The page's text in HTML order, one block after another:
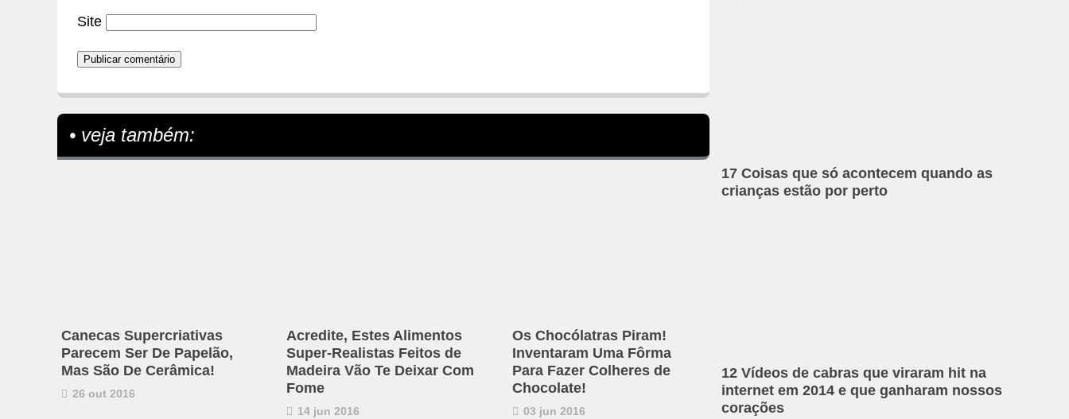
Site
• veja também:
Canecas Supercriativas
Parecem Ser De Papelão,
Mas São De Cerâmica!
26 out 2016
Acredite, Estes Alimentos
Super-Realistas Feitos de
Madeira Vão Te Deixar Com
Fome
14 jun 2016
Os Chocólatras Piram!
Inventaram Uma Fôrma
Para Fazer Colheres de
Chocolate!
03 jun 2016
17 Coisas que só acontecem quando as
crianças estão por perto
12 Vídeos de cabras que viraram hit na
internet em 2014 e que ganharam nossos
corações